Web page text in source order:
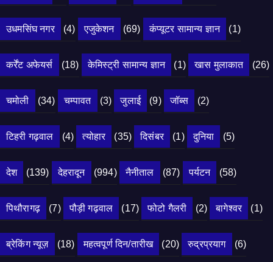
उधमसिंघ नगर (4) एजुकेशन (69) कंप्यूटर सामान्य ज्ञान (1)
कर्रेंट अफेयर्स (18) केमिस्ट्री सामान्य ज्ञान (1) खास मुलाकात (26)
चमोली (34) चम्पावत (3) जुलाई (9) जॉब्स (2)
टिहरी गढ़वाल (4) त्योहार (35) दिसंबर (1) दुनिया (5)
देश (139) देहरादून (994) नैनीताल (87) पर्यटन (58)
पिथौरागढ़ (7) पौड़ी गढ़वाल (17) फोटो गैलरी (2) बागेश्वर (1)
ब्रेकिंग न्यूज़ (18) महत्वपूर्ण दिन/तारीख (20) रुद्रप्रयाग (6)